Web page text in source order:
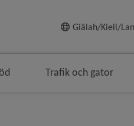
Giälah/Kieli/
Trafik och gator